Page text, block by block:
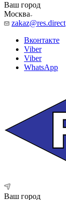
Ваш город
Москва
zakaz@res.direct
Вконтакте
Viber
Viber
WhatsApp
Ваш город